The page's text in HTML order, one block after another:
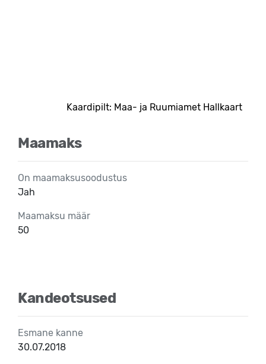
Kaardipilt: Maa- ja Ruumiamet Hallkaart
Maamaks
On maamaksusoodustus
Jah
Maamaksu määr
50
Kandeotsused
Esmane kanne
30.07.2018